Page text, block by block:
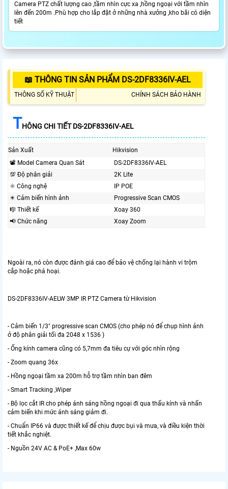
Camera PTZ chất lượng cao ,tầm nhìn cực xa ,hồng ngoại với tầm nhìn
lên đến 200m .Phù hợp cho lắp đặt ở những nhà xưởng ,kho bãi có diện
tiết
📖 THÔNG TIN SẢN PHẨM DS-2DF8336IV-AEL
THÔNG SỐ KỸ THUẬT CHÍNH SÁCH BẢO HÀNH
THÔNG CHI TIẾT DS-2DF8336IV-AEL
Sản Xuất
Hikvision
📽 Model Camera Quan Sát
DS-2DF8336IV-AEL
💯 Độ phân giải
2K Lite
⚛️ Công nghệ
IP POE
✴️ Cảm biến hình ảnh
Progressive Scan CMOS
🎼️ Thiết kế
Xoay 360
📢 Chức năng
Xoay Zoom
Ngoài ra, nó còn được đánh giá cao để bảo vệ chống lại hành vi trộm
cắp hoặc phá hoại.
DS-2DF8336IV-AELW 3MP IR PTZ Camera từ Hikvision
- Cảm biến 1/3" progressive scan CMOS (cho phép nó để chụp hình ảnh
ở độ phân giải tối đa 2048 x 1536 )
- Ống kính camera cũng có 5,7mm đa tiêu cự với góc nhìn rộng
- Zoom quang 36x
- Hồng ngoại tầm xa 200m hỗ trợ tầm nhìn ban đêm
- Smart Tracking ,Wiper
- Bộ lọc cắt IR cho phép ánh sáng hồng ngoại đi qua thấu kính và nhấn
cảm biến khi mức ánh sáng giảm đi.
- Chuẩn IP66 và được thiết kế để chịu được bụi và mưa, và điều kiện thời
tiết khắc nghiệt.
- Nguồn 24V AC & PoE+ ,Max 60w